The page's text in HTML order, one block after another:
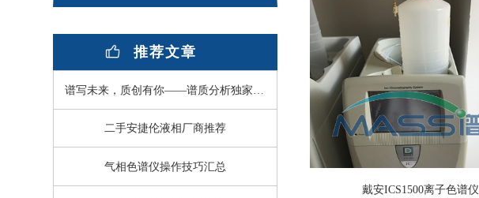
推荐文章
二手安捷伦液相厂商推荐
气相色谱仪操作技巧汇总
戴安ICS1500离子色谱仪